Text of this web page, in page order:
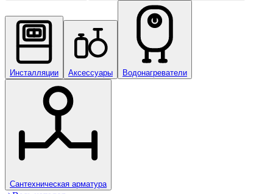
Инсталляции Аксессуары Водонагреватели
Сантехническая арматура